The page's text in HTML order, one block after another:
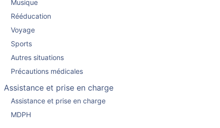
Musique
Rééducation
Voyage
Sports
Autres situations
Précautions médicales
Assistance et prise en charge
Assistance et prise en charge
MDPH